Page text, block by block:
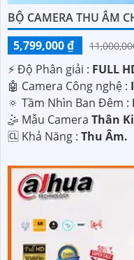
BỘ CAMERA THU ÂM
5,799,000 ₫
️⚡ Độ Phân giải : FULL
🤖️ Camera Công nghệ :
🔅 Tầm Nhìn Ban Đêm :
🤹 Mẫu Camera Thân
️🆑 Khả Năng : Thu Âm.